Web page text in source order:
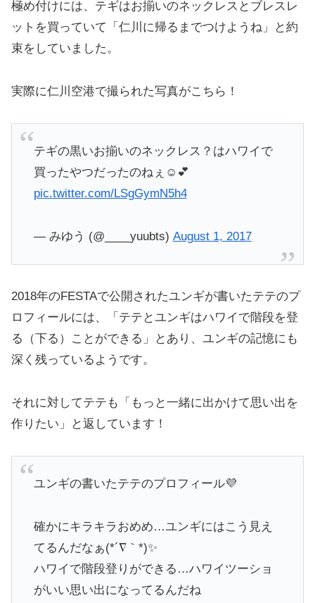
極め付けには、テギはお揃いのネックレスとブレスレ
ットを買っていて「仁川に帰るまでつけようね」と約
束をしていました。
実際に仁川空港で撮られた写真がこちら！
テギの黒いお揃いのネックレス？はハワイで
買ったやつだったのねぇ☺️💕
pic.twitter.com/LSgGymN5h4
— みゆう (@____yuubts) August 1, 2017
2018年のFESTAで公開されたユンギが書いたテテのプ
ロフィールには、「テテとユンギはハワイで階段を登
る（下る）ことができる」とあり、ユンギの記憶にも
深く残っているようです。
それに対してテテも「もっと一緒に出かけて思い出を
作りたい」と返しています！
ユンギの書いたテテのプロフィール💜
確かにキラキラおめめ…ユンギにはこう見え
てるんだなぁ(*´∇｀*)✨
ハワイで階段登りができる…ハワイツーショ
がいい思い出になってるんだね